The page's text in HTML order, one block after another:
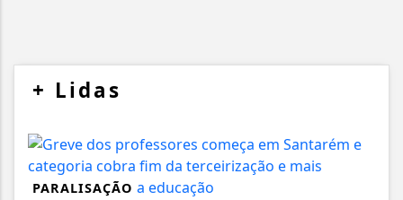
+ Lidas
PARALISAÇÃO